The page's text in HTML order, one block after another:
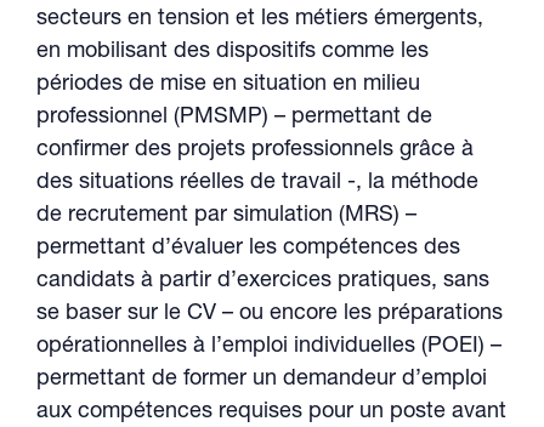
secteurs en tension et les métiers émergents,
en mobilisant des dispositifs comme les
périodes de mise en situation en milieu
professionnel (PMSMP) – permettant de
confirmer des projets professionnels grâce à
des situations réelles de travail -, la méthode
de recrutement par simulation (MRS) –
permettant d’évaluer les compétences des
candidats à partir d’exercices pratiques, sans
se baser sur le CV – ou encore les préparations
opérationnelles à l’emploi individuelles (POEI) –
permettant de former un demandeur d’emploi
aux compétences requises pour un poste avant